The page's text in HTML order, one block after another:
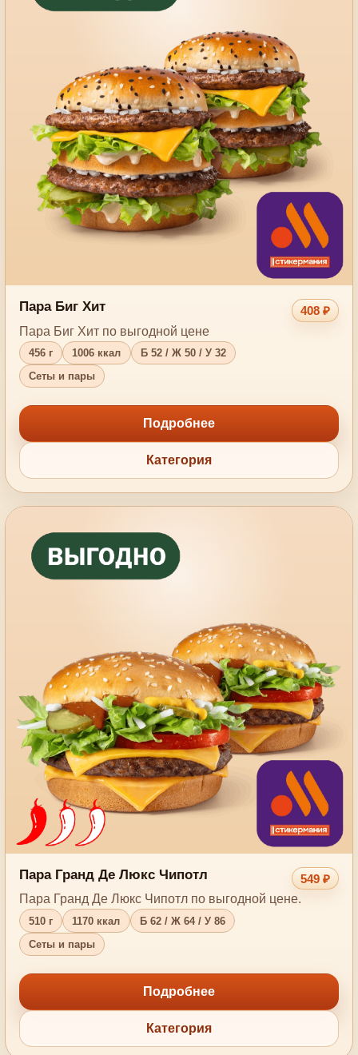
Пара Биг Хит
408 ₽
Пара Биг Хит по выгодной цене
456 г 1006 ккал
Б 52 / Ж 50 / У 32
Сеты и пары
Подробнее
Категория
Пара Гранд Де Люкс Чипотл
549 ₽
Пара Гранд Де Люкс Чипотл по выгодной цене.
510 г 1170 ккал
Б 62 / Ж 64 / У 86
Сеты и пары
Подробнее
Категория